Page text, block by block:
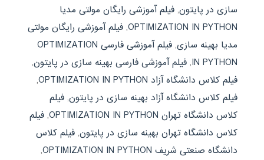
سازی در پایتون, فیلم آموزشی رایگان مولتی مدیا
OPTIMIZATION IN PYTHON
, فیلم آموزشی رایگان مولتی
مدیا بهینه سازی,
فیلم آموزشی فارسی OPTIMIZATION
IN PYTHON
, فیلم آموزشی فارسی بهینه سازی در پایتون,
فیلم کلاس دانشگاه آزاد OPTIMIZATION IN PYTHON
,
فیلم کلاس دانشگاه آزاد بهینه سازی در پایتون, فیلم
کلاس دانشگاه تهران OPTIMIZATION IN PYTHON
, فیلم
کلاس دانشگاه تهران بهینه سازی در پایتون, فیلم کلاس
دانشگاه صنعتی شریف OPTIMIZATION IN PYTHON
,